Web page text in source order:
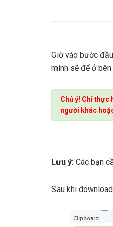
Giờ vào bước
mình sẽ để ở
Chú ý! Chỉ thực
người khác
Lưu ý: Các bạn
Sau khi